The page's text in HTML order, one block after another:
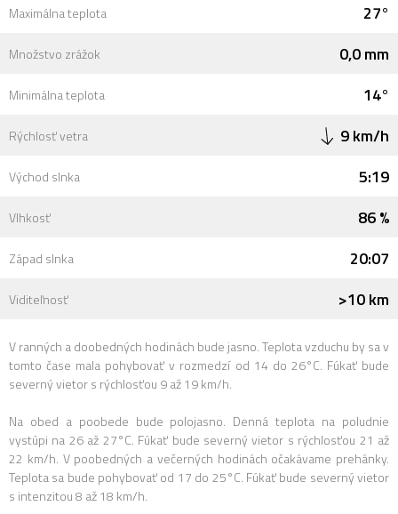
Maximálna teplota 27°
Množstvo zrážok 0,0 mm
Minimálna teplota 14°
Rýchlosť vetra 9 km/h
Východ slnka 5:19
Vlhkosť 86 %
Západ slnka 20:07
Viditeľnosť >10 km
V ranných a doobedných hodinách bude jasno. Teplota vzduchu by sa v
tomto čase mala pohybovať v rozmedzí od 14 do 26°C. Fúkať bude
severný vietor s rýchlosťou 9 až 19 km/h.
Na obed a poobede bude polojasno. Denná teplota na poludnie
vystúpi na 26 až 27°C. Fúkať bude severný vietor s rýchlosťou 21 až
22 km/h. V poobedných a večerných hodinách očakávame prehánky.
Teplota sa bude pohybovať od 17 do 25°C. Fúkať bude severný vietor
s intenzitou 8 až 18 km/h.